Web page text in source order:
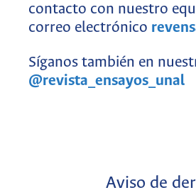
contacto con nuestro
correo electrónico
Síganos también en
@revista_ensayos_unal
Aviso de